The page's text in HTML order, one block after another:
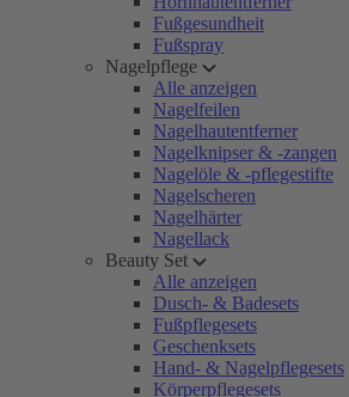
Fußgesundheit
Fußspray
Nagelpflege
Alle anzeigen
Nagelfeilen
Nagelhautentferner
Nagelknipser & -zangen
Nagelöle & -pflegestifte
Nagelscheren
Nagelhärter
Nagellack
Beauty Set
Alle anzeigen
Dusch- & Badesets
Fußpflegesets
Geschenksets
Hand- & Nagelpflegesets
Körperpflegesets